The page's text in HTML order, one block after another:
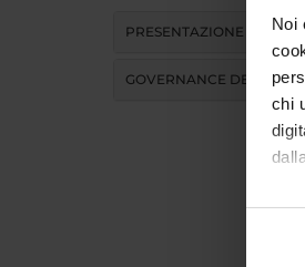
Noi
chi
PRESENTAZIONE
GOVERNANCE DELLA